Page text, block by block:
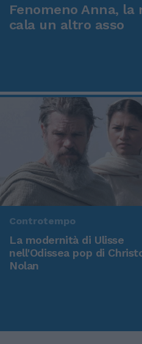
Fenomeno Anna, la
cala un altro asso
Controtempo
La modernità di Ulisse
nell'Odissea pop di
Nolan